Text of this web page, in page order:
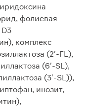
фолиевая
комплекс
(2'-FL),
(6'-SL),
(3'-SL)),
инозит,